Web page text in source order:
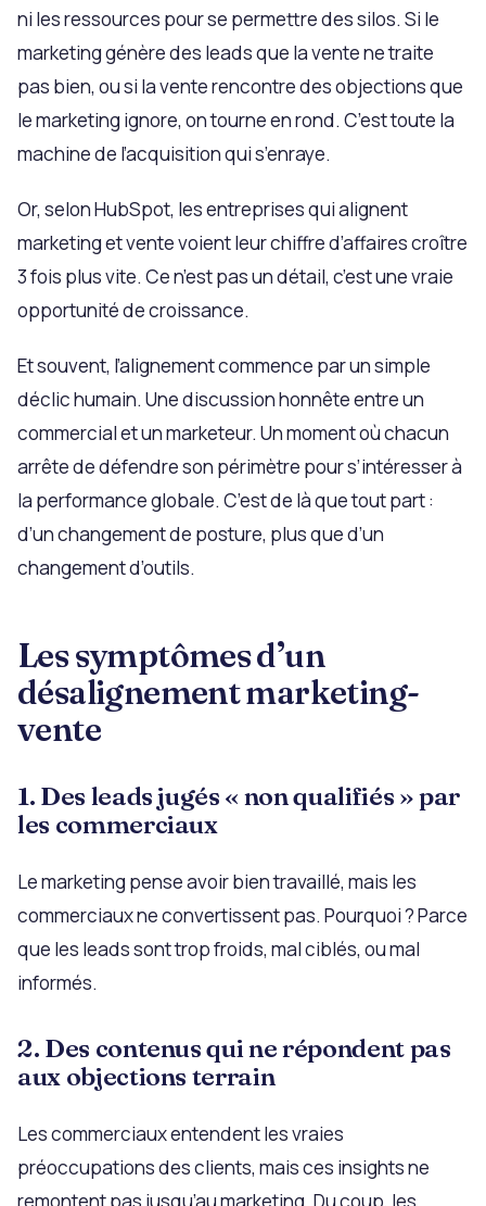
ni les ressources pour se permettre des silos. Si le
marketing génère des leads que la vente ne traite
pas bien, ou si la vente rencontre des objections que
le marketing ignore, on tourne en rond. C’est toute la
machine de l’acquisition qui s’enraye.
Or, selon HubSpot, les entreprises qui alignent
marketing et vente voient leur chiffre d’affaires croître
3 fois plus vite. Ce n’est pas un détail, c’est une vraie
opportunité de croissance.
Et souvent, l’alignement commence par un simple
déclic humain. Une discussion honnête entre un
commercial et un marketeur. Un moment où chacun
arrête de défendre son périmètre pour s’intéresser à
la performance globale. C’est de là que tout part :
d’un changement de posture, plus que d’un
changement d’outils.
Les symptômes d’un
désalignement marketing-
vente
1. Des leads jugés « non qualifiés » par
les commerciaux
Le marketing pense avoir bien travaillé, mais les
commerciaux ne convertissent pas. Pourquoi ? Parce
que les leads sont trop froids, mal ciblés, ou mal
informés.
2. Des contenus qui ne répondent pas
aux objections terrain
Les commerciaux entendent les vraies
préoccupations des clients, mais ces insights ne